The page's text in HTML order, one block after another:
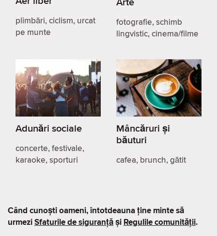
plimbări, ciclism, urcat
pe munte
fotografie, schimb
lingvistic, cinema/filme
Adunări sociale
concerte, festivale,
karaoke, sporturi
Mâncăruri și
băuturi
cafea, brunch, gătit
Când cunoști oameni, întotdeauna ține minte să
urmeziSfaturile de siguranțăși Regulile comunității.